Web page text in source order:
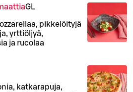
GL
pikkelöityjä
yrttiöljyä,
ja rucolaa
katkarapuja,